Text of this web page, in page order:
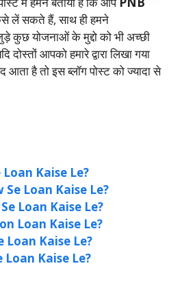
लें सकते हैं, साथ ही हमने
योजनाओं के मुद्दो को भी अच्छी
दोस्तों आपको हमारे द्वारा लिखा गया
है तो इस ब्लॉग पोस्ट को ज्यादा से
Loan Kaise Le?
Se Loan Kaise Le?
Loan Kaise Le?
Loan Kaise Le?
Loan Kaise Le?
Loan Kaise Le?